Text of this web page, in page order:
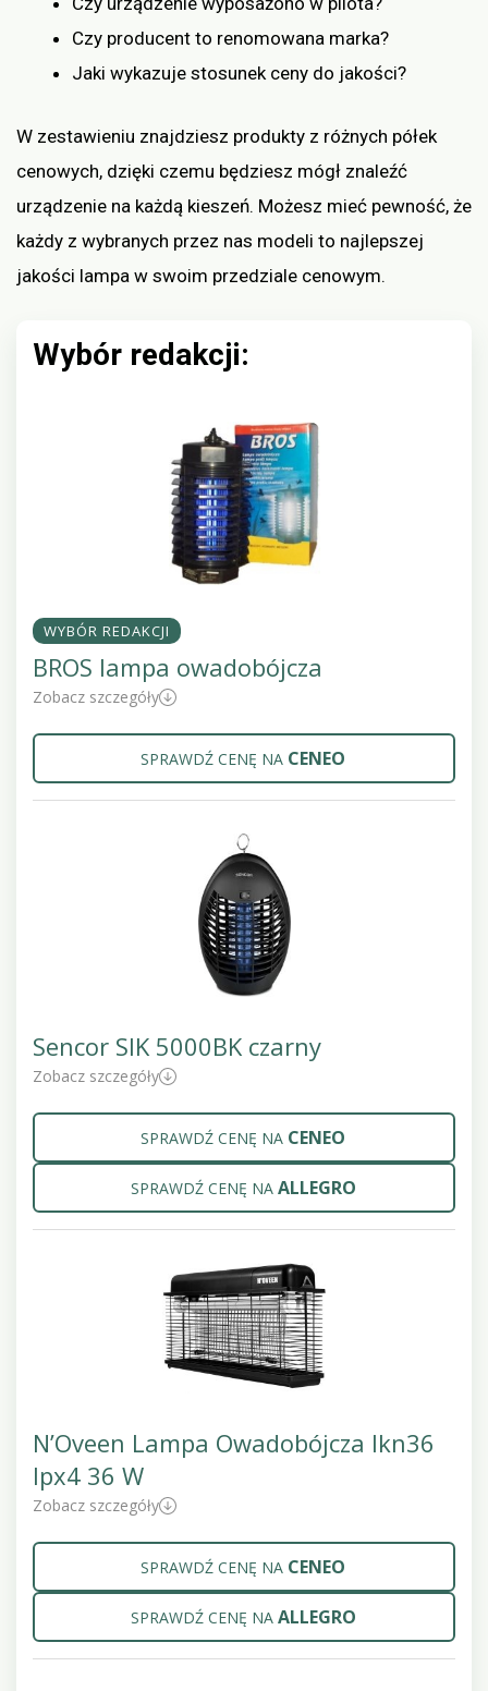
Czy producent to renomowana marka?
Jaki wykazuje stosunek ceny do jakości?
W zestawieniu znajdziesz produkty z różnych półek
cenowych, dzięki czemu będziesz mógł znaleźć
urządzenie na każdą kieszeń. Możesz mieć pewność, że
każdy z wybranych przez nas modeli to najlepszej
jakości lampa w swoim przedziale cenowym.
Wybór redakcji:
WYBÓR REDAKCJI
BROS lampa owadobójcza
Zobacz szczegóły
SPRAWDŹ CENĘ NA CENEO
Sencor SIK 5000BK czarny
Zobacz szczegóły
SPRAWDŹ CENĘ NA CENEO
SPRAWDŹ CENĘ NA ALLEGRO
N’Oveen Lampa Owadobójcza Ikn36
Ipx4 36 W
Zobacz szczegóły
SPRAWDŹ CENĘ NA CENEO
SPRAWDŹ CENĘ NA ALLEGRO